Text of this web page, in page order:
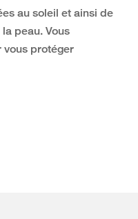
au soleil et ainsi de
peau. Vous
vous protéger